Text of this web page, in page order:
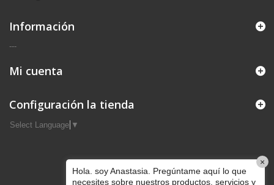
Información
---
Mi cuenta
Configuración la tienda
Select Language ▼